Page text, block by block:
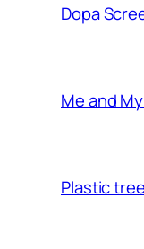
Dopa
Me and
Plastic tree